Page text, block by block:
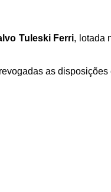
Tuleski Ferri, lotada
as disposições